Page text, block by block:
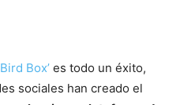
Box’ es todo un éxito,
sociales han creado el